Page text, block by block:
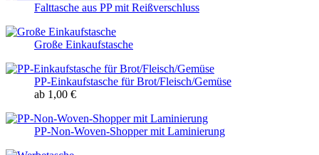
Falttasche aus PP mit Reißverschluss
Große Einkaufstasche
PP-Einkaufstasche für Brot/Fleisch/Gemüse
ab 1,00 €
PP-Non-Woven-Shopper mit Laminierung